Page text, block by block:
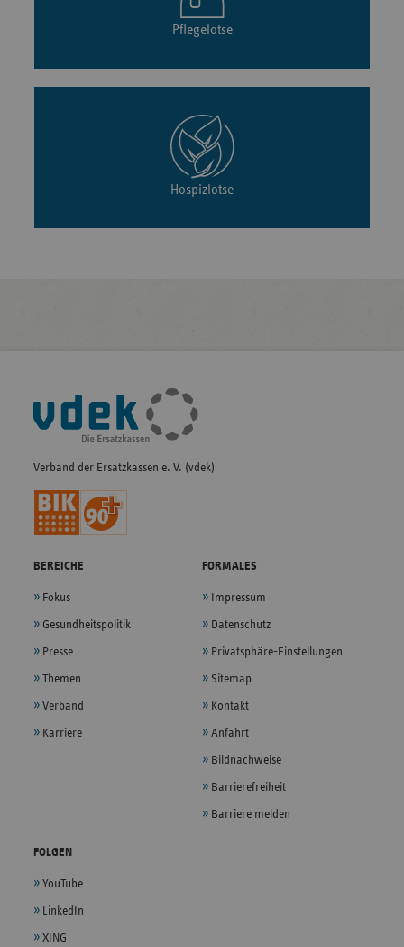
Pflegelotse
Hospizlotse
Fußleisten-
Navigation
Verband der Ersatzkassen e. V. (vdek)
BEREICHE
Fokus
Gesundheitspolitik
Presse
Themen
Verband
Karriere
FORMALES
Impressum
Datenschutz
Privatsphäre-Einstellungen
Sitemap
Kontakt
Anfahrt
Bildnachweise
Barrierefreiheit
Barriere melden
FOLGEN
YouTube
LinkedIn
XING